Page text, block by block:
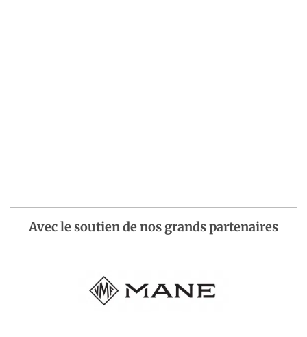
Avec le soutien de nos grands partenaires